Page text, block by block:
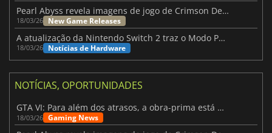
Pearl Abyss revela imagens de jogo de Crimson Desert para a PS5
18/03/26 New Game Releases
A atualização da Nintendo Switch 2 traz o Modo Portátil aos jogos mais antigos da Switch
18/03/26 Notícias de Hardware
NOTÍCIAS, OPORTUNIDADES
GTA VI: Para além dos atrasos, a obra-prima está quase a chegar
18/03/26 Gaming News